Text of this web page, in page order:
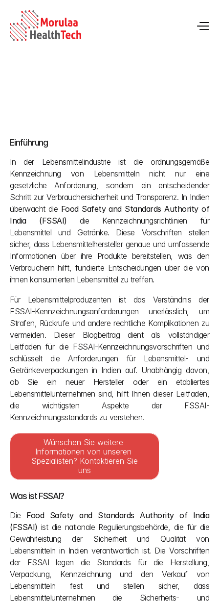
Einführung
In der Lebensmittelindustrie ist die ordnungsgemäße
Kennzeichnung von Lebensmitteln nicht nur eine
gesetzliche Anforderung, sondern ein entscheidender
Schritt zur Verbrauchersicherheit und Transparenz. In Indien
überwacht die Food Safety and Standards Authority of
India (FSSAI) die Kennzeichnungsrichtlinien für
Lebensmittel und Getränke. Diese Vorschriften stellen
sicher, dass Lebensmittelhersteller genaue und umfassende
Informationen über ihre Produkte bereitstellen, was den
Verbrauchern hilft, fundierte Entscheidungen über die von
ihnen konsumierten Lebensmittel zu treffen.
Für Lebensmittelproduzenten ist das Verständnis der
FSSAI-Kennzeichnungsanforderungen unerlässlich, um
Strafen, Rückrufe und andere rechtliche Komplikationen zu
vermeiden. Dieser Blogbeitrag dient als vollständiger
Leitfaden für die FSSAI-Kennzeichnungsvorschriften und
schlüsselt die Anforderungen für Lebensmittel- und
Getränkeverpackungen in Indien auf. Unabhängig davon,
ob Sie ein neuer Hersteller oder ein etabliertes
Lebensmittelunternehmen sind, hilft Ihnen dieser Leitfaden,
die wichtigsten Aspekte der FSSAI-
Kennzeichnungsstandards zu verstehen.
Wünschen Sie weitere
Informationen von unseren
Spezialisten? Kontaktieren Sie
uns
Was ist FSSAI?
Die Food Safety and Standards Authority of India
(FSSAI) ist die nationale Regulierungsbehörde, die für die
Gewährleistung der Sicherheit und Qualität von
Lebensmitteln in Indien verantwortlich ist. Die Vorschriften
der FSSAI legen die Standards für die Herstellung,
Verpackung, Kennzeichnung und den Verkauf von
Lebensmitteln fest und stellen sicher, dass
Lebensmittelunternehmen die Sicherheits- und